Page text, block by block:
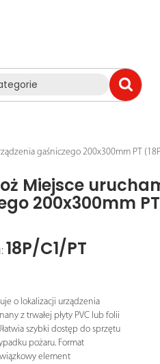
gaśniczego 200x300mm PT
Miejsce
200x300mm
18P/C1/PT
o lokalizacji urządzenia
z trwałej płyty PVC lub folii
szybki dostęp do sprzętu
pożaru. Format
element